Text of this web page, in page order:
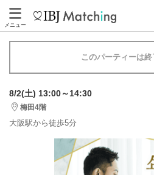
メニュー
このパーティーは
8/2(土) 13:00～14:30
梅田4階
大阪駅から徒歩5分